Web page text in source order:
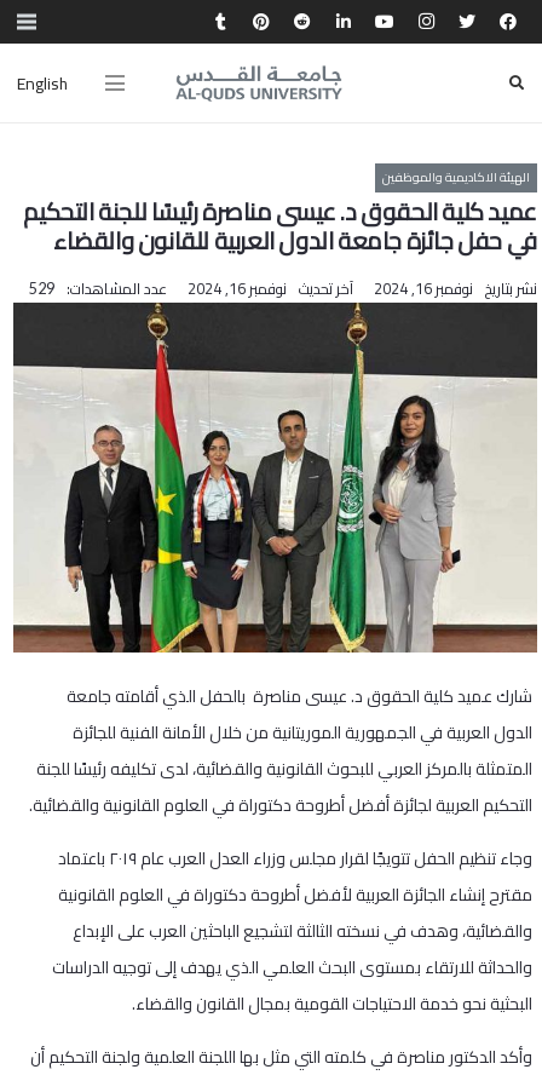
English
الهيئة الاكاديمية والموظفين
عميد كلية الحقوق د. عيسى مناصرة رئيسًا للجنة التحكيم
في حفل جائزة جامعة الدول العربية للقانون والقضاء
نشر بتاريخ نوفمبر 16, 2024 آخر تحديث نوفمبر 16, 2024 عدد المشاهدات: 529
شارك عميد كلية الحقوق د. عيسى مناصرة بالحفل الذي أقامته جامعة
الدول العربية في الجمهورية الموريتانية من خلال الأمانة الفنية للجائزة
المتمثلة بالمركز العربي للبحوث القانونية والقضائية، لدى تكليفه رئيسًا للجنة
التحكيم العربية لجائزة أفضل أطروحة دكتوراة في العلوم القانونية والقضائية.
وجاء تنظيم الحفل تتويجًا لقرار مجلس وزراء العدل العرب عام ٢٠١٩ باعتماد
مقترح إنشاء الجائزة العربية لأفضل أطروحة دكتوراة في العلوم القانونية
والقضائية، وهدف في نسخته الثالثة لتشجيع الباحثين العرب على الإبداع
والحداثة للارتقاء بمستوى البحث العلمي الذي يهدف إلى توجيه الدراسات
البحثية نحو خدمة الاحتياجات القومية بمجال القانون والقضاء.
وأكد الدكتور مناصرة في كلمته التي مثل بها اللجنة العلمية ولجنة التحكيم أن